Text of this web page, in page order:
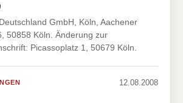
GmbH, Köln, Aachener
50858 Köln. Änderung zur
Picassoplatz 1, 50679 Köln.
12.08.2008